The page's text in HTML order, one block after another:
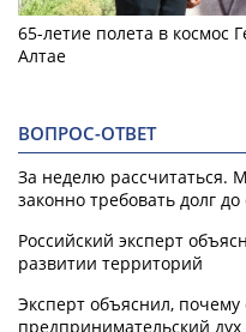
65-летие полета в космос
Алтае
ВОПРОС-ОТВЕТ
За неделю рассчитаться.
законно требовать долг до
Российский эксперт
развитии территорий
Эксперт объяснил,
предпринимательский дух